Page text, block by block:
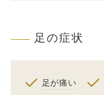
足の症状
足が痛い